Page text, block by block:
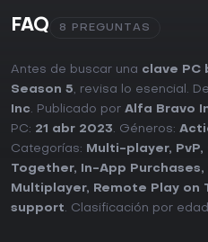
FAQ 8 PREGUNTAS
Antes de buscar una clave PC
Season 5, revisa lo esencial.
Inc. Publicado por Alfa Bravo
PC: 21 abr 2023. Géneros:
Categorías:
Multi-player, PvP,
Together, In-App Purchases,
Multiplayer, Remote Play on
support. Clasificación por